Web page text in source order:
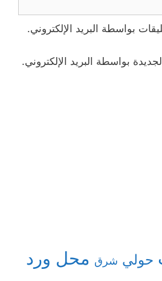
بواسطة البريد الإلكتروني.
بواسطة البريد الإلكتروني.
حولي شرق محل ورد